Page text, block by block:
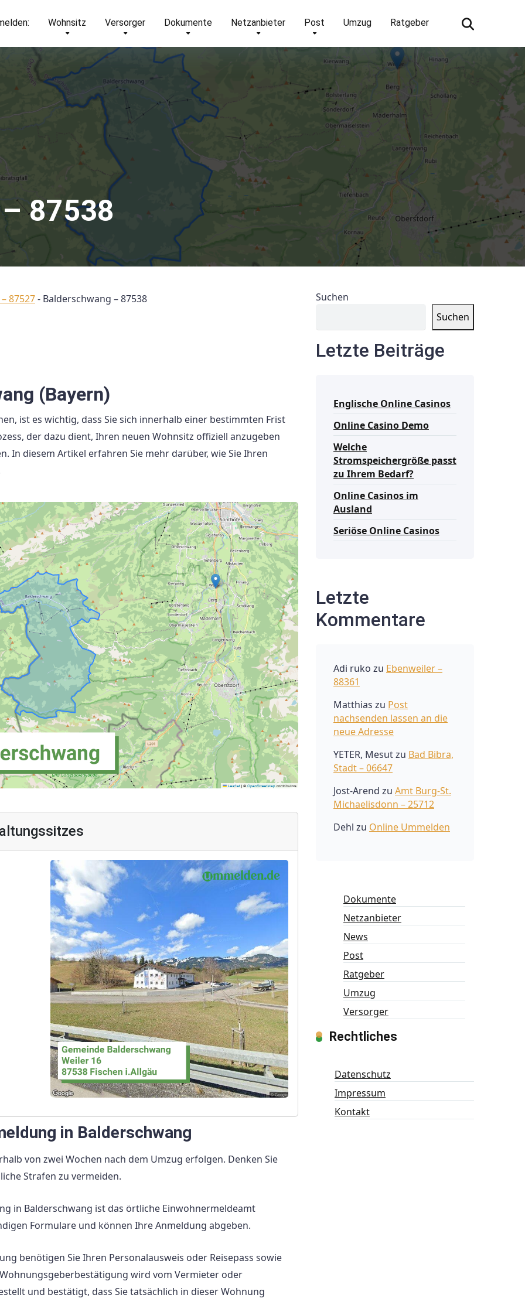
Wohnsitz Versorger Dokumente Netzanbieter Post Umzug Ratgeber
87538
87527- Balderschwang – 87538
(Bayern)
ist es wichtig, dass Sie sich innerhalb einer bestimmten Frist
der dazu dient, Ihren neuen Wohnsitz offiziell anzugeben
In diesem Artikel erfahren Sie mehr darüber, wie Sie Ihren
in Balderschwang
von zwei Wochen nach dem Umzug erfolgen. Denken Sie
Strafen zu vermeiden.
in Balderschwang ist das örtliche Einwohnermeldeamt
Formulare und können Ihre Anmeldung abgeben.
benötigen Sie Ihren Personalausweis oder Reisepass sowie
wird vom Vermieter oder
und bestätigt, dass Sie tatsächlich in dieser Wohnung
Suchen
Suchen
Letzte Beiträge
Englische Online Casinos
Online Casino Demo
Welche
Stromspeichergröße passt
zu Ihrem Bedarf?
Online Casinos im
Ausland
Seriöse Online Casinos
Letzte
Kommentare
Adi ruko zu Ebenweiler –
88361
Matthias zu Post
nachsenden lassen an die
neue Adresse
YETER, Mesutzu Bad Bibra,
Stadt – 06647
Jost-Arend zu Amt Burg-St.
Michaelisdonn – 25712
Dehl zu Online Ummelden
Dokumente
Netzanbieter
News
Post
Ratgeber
Umzug
Versorger
Rechtliches
Datenschutz
Impressum
Kontakt